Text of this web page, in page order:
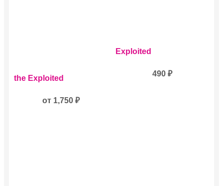
Этот
товар
несколько
the Exploited
от 1,750 ₽
Exploited
490 ₽